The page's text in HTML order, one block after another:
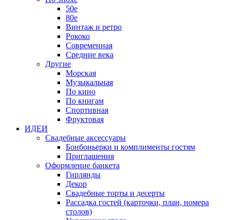
50е
80е
Винтаж и ретро
Рококо
Современная
Средние века
Другие
Морская
Музыкальная
По кино
По книгам
Спортивная
Фруктовая
ИДЕИ
Свадебные аксессуары
Бонбоньерки и комплименты гостям
Приглашения
Оформление банкета
Гирлянды
Декор
Свадебные торты и десерты
Рассадка гостей (карточки, план, номера
столов)